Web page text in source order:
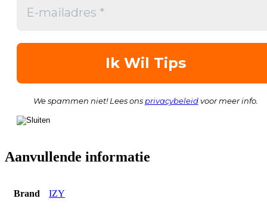
We spammen niet! Lees ons privacybeleidvoor meer info.
Aanvullende informatie
Brand IZY